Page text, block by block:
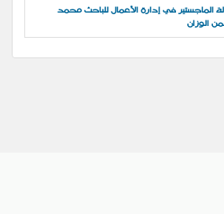
الماجستير في إدارة الأعمال للباحث محمد
الوزان